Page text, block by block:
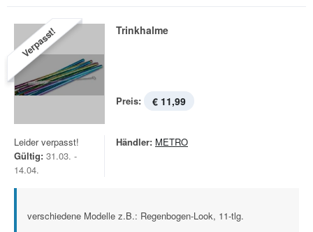
Verpasst! Trinkhalme
Preis: € 11,99
Leider verpasst!
Gültig: 31.03. -
14.04.
Händler: METRO
verschiedene Modelle z.B.: Regenbogen-Look, 11-tlg.